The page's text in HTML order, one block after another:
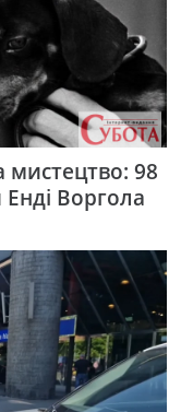
мистецтво: 98
Воргола